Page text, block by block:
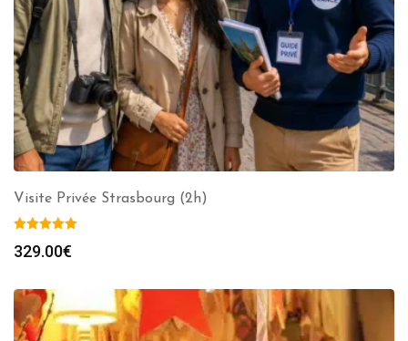
Visite Privée Strasbourg (2h)
329.00€